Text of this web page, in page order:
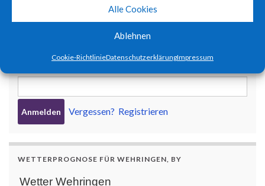
Alle Cookies
Ablehnen
Cookie-RichtlinieDatenschutzerklärungImpressum
BENUTZERANMELDUNG
Vergessen? Registrieren
WETTERPROGNOSE FÜR WEHRINGEN, BY